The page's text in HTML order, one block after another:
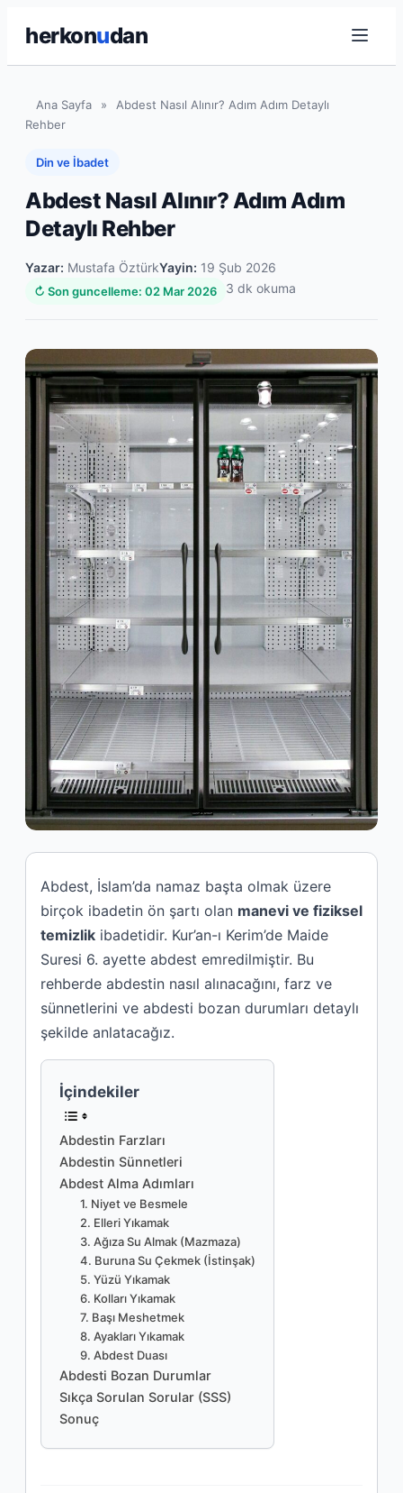
herkonudan
Ana Sayfa »
Abdest Nasıl Alınır? Adım Adım Detaylı
Rehber
Din ve İbadet
Abdest Nasıl Alınır? Adım Adım
Detaylı Rehber
Yazar: Mustafa ÖztürkYayin: 19 Şub 2026
↻ Son guncelleme: 02 Mar 2026 3 dk okuma
Abdest, İslam’da namaz başta olmak üzere
birçok ibadetin ön şartı olan manevi ve fiziksel
temizlik ibadetidir. Kur’an-ı Kerim’de Maide
Suresi 6. ayette abdest emredilmiştir. Bu
rehberde abdestin nasıl alınacağını, farz ve
sünnetlerini ve abdesti bozan durumları detaylı
şekilde anlatacağız.
İçindekiler
Abdestin Farzları
Abdestin Sünnetleri
Abdest Alma Adımları
1. Niyet ve Besmele
2. Elleri Yıkamak
3. Ağıza Su Almak (Mazmaza)
4. Buruna Su Çekmek (İstinşak)
5. Yüzü Yıkamak
6. Kolları Yıkamak
7. Başı Meshetmek
8. Ayakları Yıkamak
9. Abdest Duası
Abdesti Bozan Durumlar
Sıkça Sorulan Sorular (SSS)
Sonuç